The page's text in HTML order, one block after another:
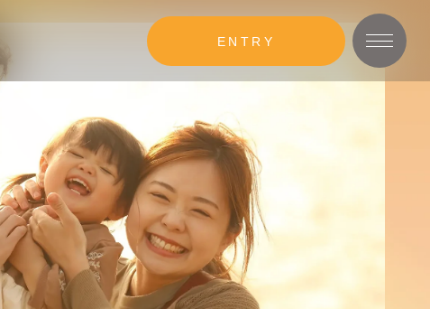
ENTRY
グ
ィング
動画コンテンツ
GLOBAL
グローバルキャリア